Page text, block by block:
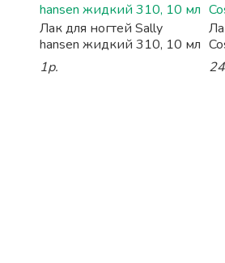
Лак для ногтей Sally
hansen жидкий 310, 10 мл
1р.